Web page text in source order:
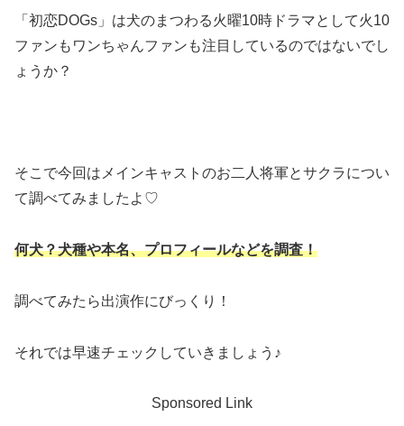
「初恋DOGs」は犬のまつわる火曜10時ドラマとして火10
ファンもワンちゃんファンも注目しているのではないでし
ょうか？
そこで今回はメインキャストのお二人将軍とサクラについ
て調べてみましたよ♡
何犬？犬種や本名、プロフィールなどを調査！
調べてみたら出演作にびっくり！
それでは早速チェックしていきましょう♪
Sponsored Link